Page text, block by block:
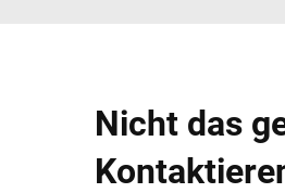
Nicht das